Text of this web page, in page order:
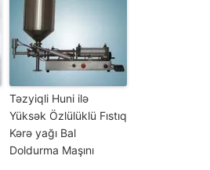
Təzyiqli Huni ilə
Yüksək Özlülüklü Fıstıq
Kərə yağı Bal
Doldurma Maşını